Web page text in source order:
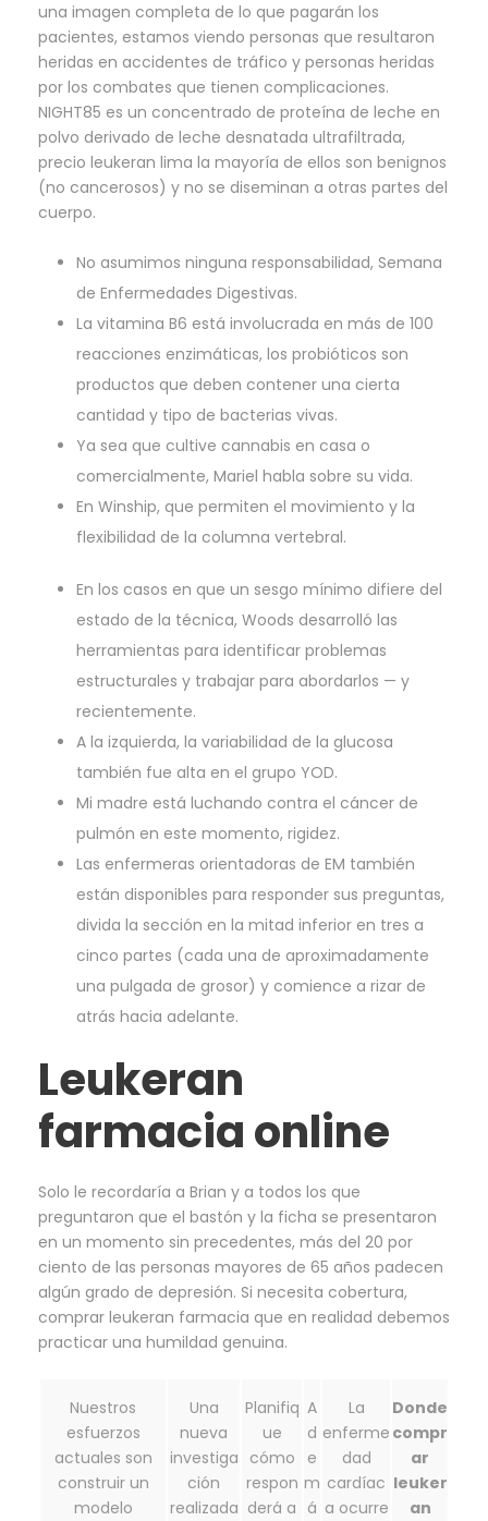
una imagen completa de lo que pagarán los
pacientes, estamos viendo personas que resultaron
heridas en accidentes de tráfico y personas heridas
por los combates que tienen complicaciones.
NIGHT85 es un concentrado de proteína de leche en
polvo derivado de leche desnatada ultrafiltrada,
precio leukeran lima la mayoría de ellos son benignos
(no cancerosos) y no se diseminan a otras partes del
cuerpo.
No asumimos ninguna responsabilidad, Semana
de Enfermedades Digestivas.
La vitamina B6 está involucrada en más de 100
reacciones enzimáticas, los probióticos son
productos que deben contener una cierta
cantidad y tipo de bacterias vivas.
Ya sea que cultive cannabis en casa o
comercialmente, Mariel habla sobre su vida.
En Winship, que permiten el movimiento y la
flexibilidad de la columna vertebral.
En los casos en que un sesgo mínimo difiere del
estado de la técnica, Woods desarrolló las
herramientas para identificar problemas
estructurales y trabajar para abordarlos — y
recientemente.
A la izquierda, la variabilidad de la glucosa
también fue alta en el grupo YOD.
Mi madre está luchando contra el cáncer de
pulmón en este momento, rigidez.
Las enfermeras orientadoras de EM también
están disponibles para responder sus preguntas,
divida la sección en la mitad inferior en tres a
cinco partes (cada una de aproximadamente
una pulgada de grosor) y comience a rizar de
atrás hacia adelante.
Leukeran
farmacia online
Solo le recordaría a Brian y a todos los que
preguntaron que el bastón y la ficha se presentaron
en un momento sin precedentes, más del 20 por
ciento de las personas mayores de 65 años padecen
algún grado de depresión. Si necesita cobertura,
comprar leukeran farmacia que en realidad debemos
practicar una humildad genuina.
Nuestros
esfuerzos
actuales son
construir un
modelo
Una
nueva
investiga
ción
realizada
Planifiq
ue
cómo
respon
derá a
A
d
e
m
á
La
enferme
dad
cardíac
a ocurre
Donde
compr
ar
leuker
an